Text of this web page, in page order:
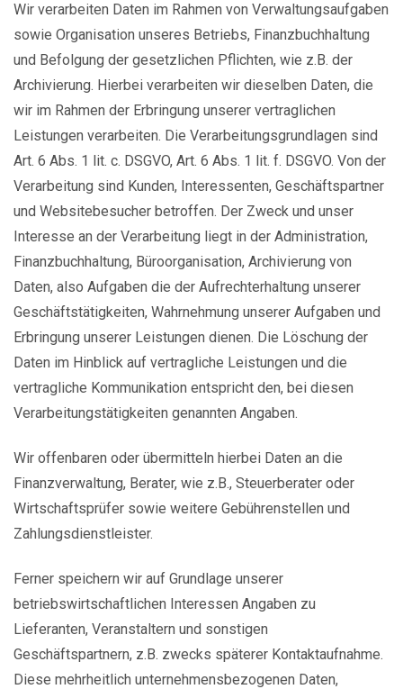
Wir verarbeiten Daten im Rahmen von Verwaltungsaufgaben
sowie Organisation unseres Betriebs, Finanzbuchhaltung
und Befolgung der gesetzlichen Pflichten, wie z.B. der
Archivierung. Hierbei verarbeiten wir dieselben Daten, die
wir im Rahmen der Erbringung unserer vertraglichen
Leistungen verarbeiten. Die Verarbeitungsgrundlagen sind
Art. 6 Abs. 1 lit. c. DSGVO, Art. 6 Abs. 1 lit. f. DSGVO. Von der
Verarbeitung sind Kunden, Interessenten, Geschäftspartner
und Websitebesucher betroffen. Der Zweck und unser
Interesse an der Verarbeitung liegt in der Administration,
Finanzbuchhaltung, Büroorganisation, Archivierung von
Daten, also Aufgaben die der Aufrechterhaltung unserer
Geschäftstätigkeiten, Wahrnehmung unserer Aufgaben und
Erbringung unserer Leistungen dienen. Die Löschung der
Daten im Hinblick auf vertragliche Leistungen und die
vertragliche Kommunikation entspricht den, bei diesen
Verarbeitungstätigkeiten genannten Angaben.
Wir offenbaren oder übermitteln hierbei Daten an die
Finanzverwaltung, Berater, wie z.B., Steuerberater oder
Wirtschaftsprüfer sowie weitere Gebührenstellen und
Zahlungsdienstleister.
Ferner speichern wir auf Grundlage unserer
betriebswirtschaftlichen Interessen Angaben zu
Lieferanten, Veranstaltern und sonstigen
Geschäftspartnern, z.B. zwecks späterer Kontaktaufnahme.
Diese mehrheitlich unternehmensbezogenen Daten,